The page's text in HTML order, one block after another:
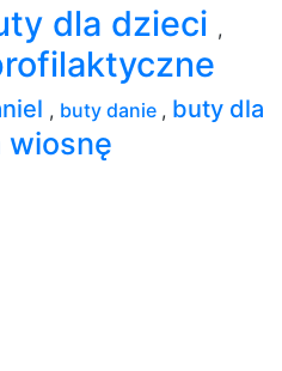
dla dzieci ,
, buty danie , buty dla
wiosnę